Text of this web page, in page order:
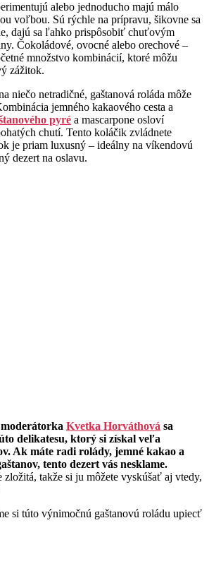
alebo jednoducho majú málo
voľbou. Sú rýchle na prípravu, šikovne sa
dajú sa ľahko prispôsobiť chuťovým
Čokoládové, ovocné alebo orechové –
množstvo kombinácií, ktoré môžu
zážitok.
niečo netradičné, gaštanová roláda môže
jemného kakaového cesta a
pyré a mascarpone osloví
chutí. Tento koláčik zvládnete
je priam luxusný – ideálny na víkendovú
dezert na oslavu.
Kvetka Horváthová sa
delikatesu, ktorý si získal veľa
Ak máte radi rolády, jemné kakao a
tento dezert vás nesklame.
zložitá, takže si ju môžete vyskúšať aj vtedy,
si túto výnimočnú gaštanovú roládu upiecť